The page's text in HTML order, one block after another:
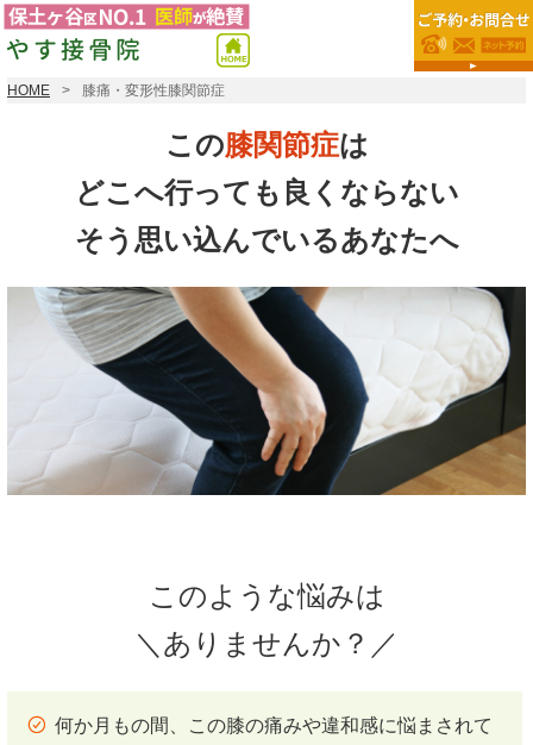
HOME 膝痛・変形性膝関節症
この膝関節症は
どこへ行っても良くならない
そう思い込んでいるあなたへ
このような悩みは
＼ありませんか？／
何か月もの間、この膝の痛みや違和感に悩まされて